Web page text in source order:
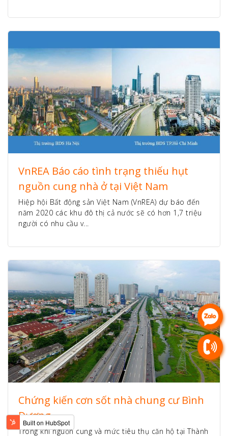
VnREA Báo cáo tình trạng thiếu hụt
nguồn cung nhà ở tại Việt Nam
Hiệp hội Bất động sản Việt Nam (VnREA) dự báo đến
năm 2020 các khu đô thị cả nước sẽ có hơn 1,7 triệu
người có nhu cầu v...
Chứng kiến cơn sốt nhà chung cư Bình
Dương
Trong khi nguồn cung và mức tiêu thụ căn hộ tại Thành